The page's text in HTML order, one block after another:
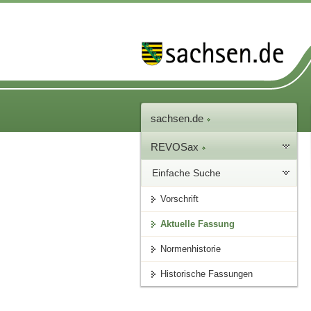
sachsen.de
REVOSax
Einfache Suche
Vorschrift
Aktuelle Fassung
Normenhistorie
Historische Fassungen